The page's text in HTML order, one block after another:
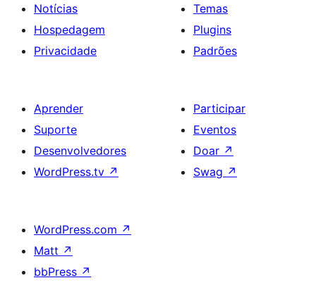
Notícias
Hospedagem
Privacidade
Temas
Plugins
Padrões
Aprender
Suporte
Desenvolvedores
WordPress.tv ↗
Participar
Eventos
Doar ↗
Swag ↗
WordPress.com ↗
Matt ↗
bbPress ↗